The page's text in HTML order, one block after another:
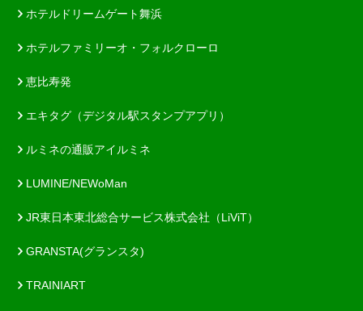
ホテルドリームゲート舞浜
ホテルファミリーオ・フォルクローロ
恵比寿発
エキタグ（デジタル駅スタンプアプリ）
ルミネの通販アイルミネ
LUMINE/NEWoMan
JR東日本東北総合サービス株式会社（LiViT）
GRANSTA(グランスタ)
TRAINIART